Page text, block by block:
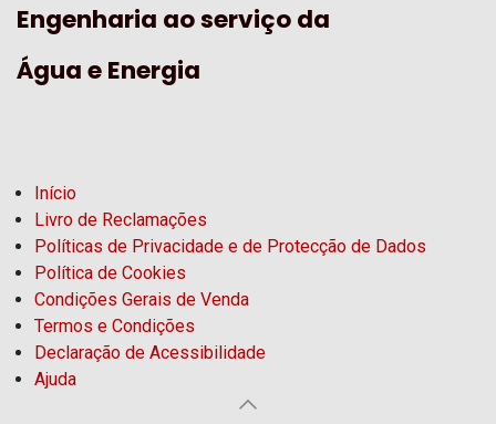
Engenharia ao serviço da
Água e Energia
Início
Livro de Reclamações
Políticas de Privacidade e de Protecção de Dados
Política de Cookies
Condições Gerais de Venda
Termos e Condições
Declaração de Acessibilidade
Ajuda